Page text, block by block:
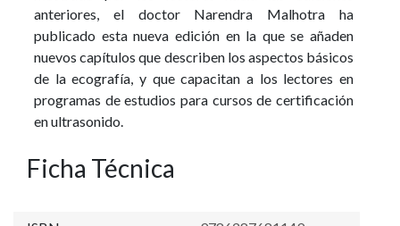
anteriores, el doctor Narendra Malhotra ha
publicado esta nueva edición en la que se añaden
nuevos capítulos que describen los aspectos básicos
de la ecografía, y que capacitan a los lectores en
programas de estudios para cursos de certificación
en ultrasonido.
Ficha Técnica